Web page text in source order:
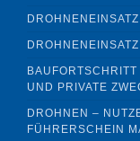
UND PRIVATE
DROHNEN –
FÜHRERSCHEIN